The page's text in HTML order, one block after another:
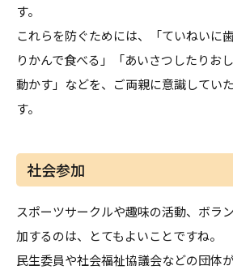
す。
これらを防ぐためには、「ていねいに
りかんで食べる」「あいさつしたりお
動かす」などを、ご両親に意識してい
す。
社会参加
スポーツサークルや趣味の活動、ボラ
加するのは、とてもよいことですね。
民生委員や社会福祉協議会などの団体